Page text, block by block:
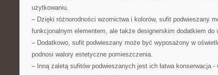
użytkowaniu.
– ‍Dzięki⁣ różnorodności wzornictwa i⁢ kolorów, sufit podwieszany
funkcjonalnym elementem, ale⁢ także designerskim dodatkiem ⁣do
– Dodatkowo, sufit ⁣podwieszany może​ być wyposażony w
podnosi walory ⁤estetyczne pomieszczenia.
– Inną zaletą sufitów podwieszanych jest‌ ich łatwa konserwacja